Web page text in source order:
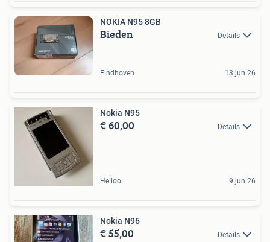
NOKIA N95 8GB
Bieden Details
Eindhoven 13 jun 26
Nokia N95
€ 60,00 Details
Heiloo 9 jun 26
Nokia N96
€ 55,00 Details